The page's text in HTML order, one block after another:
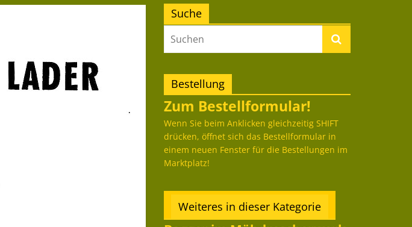
Suche
Bestellung
Zum Bestellformular!
Wenn Sie beim Anklicken gleichzeitig SHIFT
drücken, öffnet sich das Bestellformular in
einem neuen Fenster für die Bestellungen im
Marktplatz!
Weiteres in dieser Kategorie